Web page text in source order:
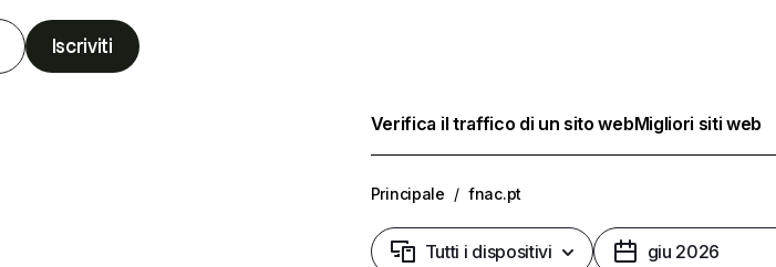
Iscriviti
Verifica il traffico di un sito webMigliori siti web
Principale / fnac.pt
Tutti i dispositivi giu 2026